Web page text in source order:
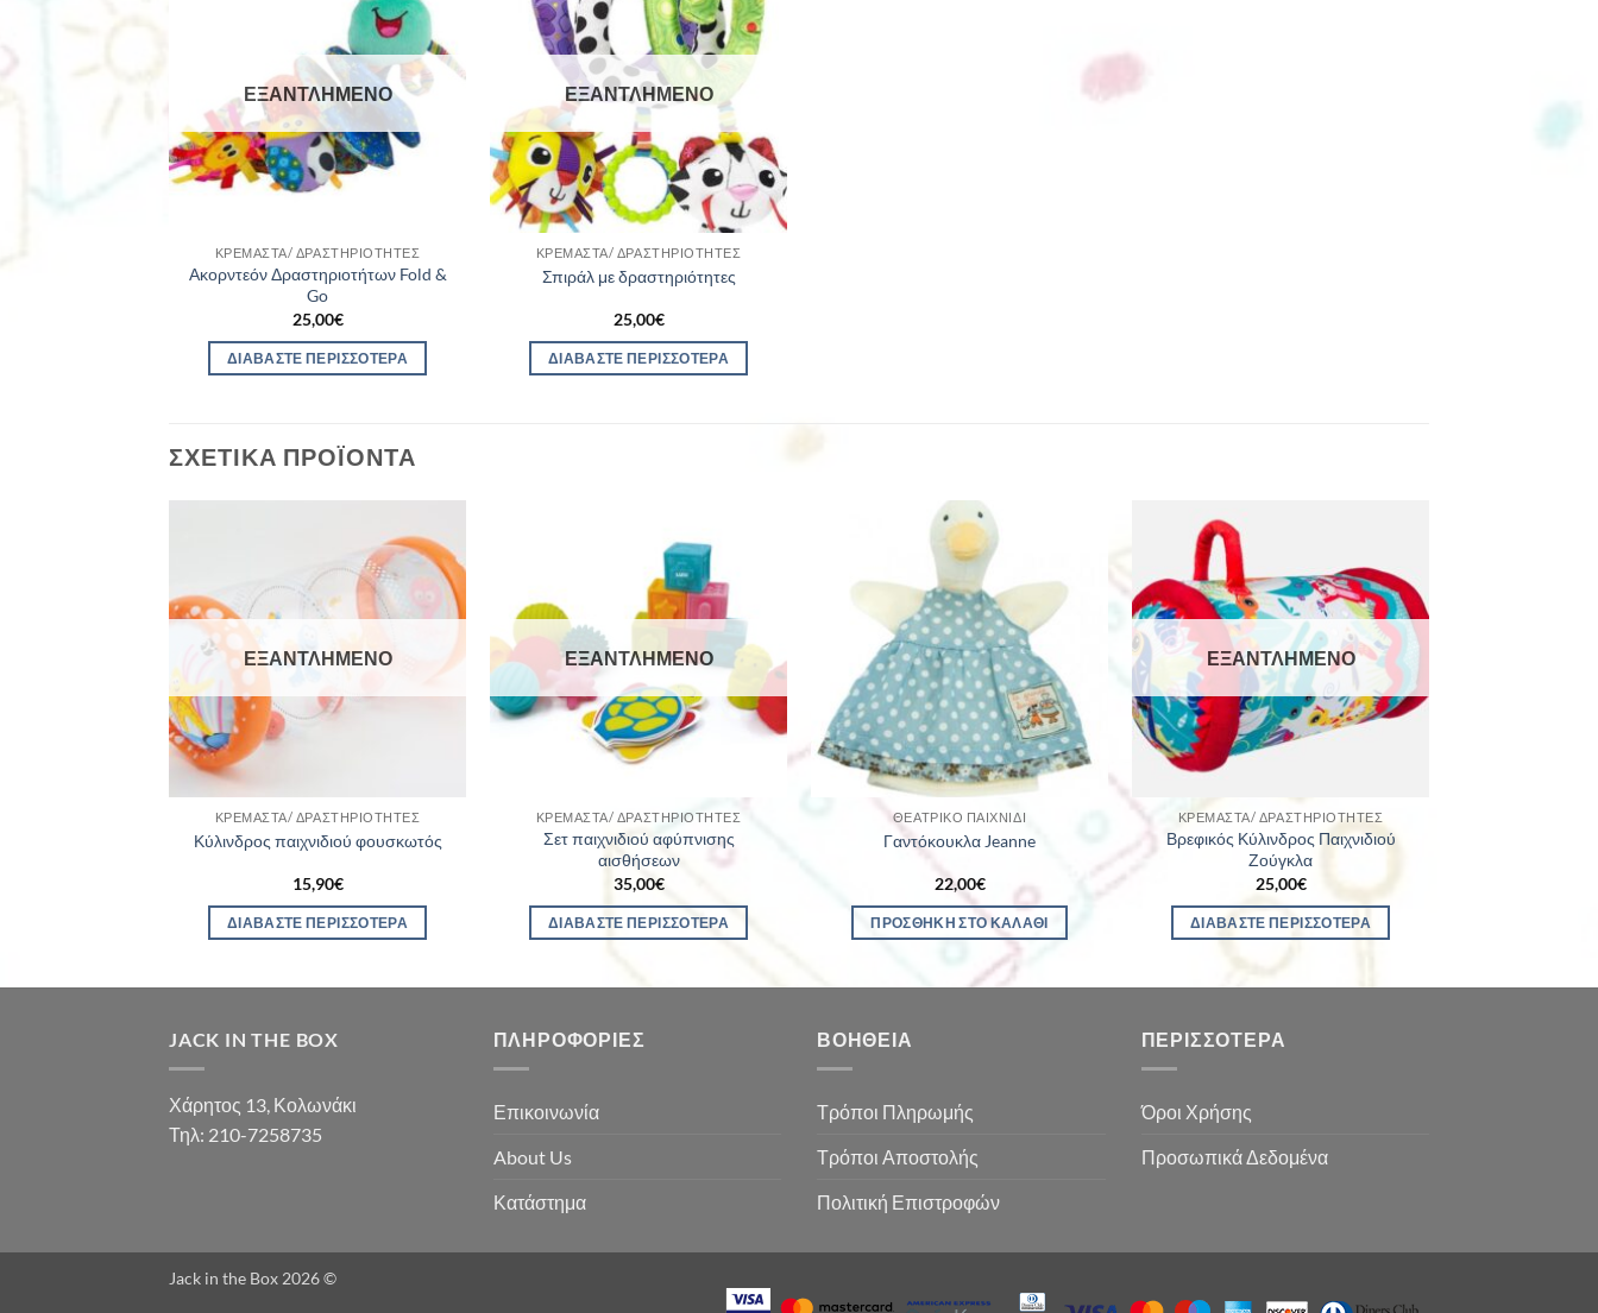
ΕΞΑΝΤΛΗΜΈΝΟ
ΚΡΕΜΑΣΤΆ/ ΔΡΑΣΤΗΡΙΌΤΗΤΕΣ
Ακορντεόν Δραστηριοτήτων Fold &
Go
25,00€
ΔΙΑΒΆΣΤΕ ΠΕΡΙΣΣΌΤΕΡΑ
ΕΞΑΝΤΛΗΜΈΝΟ
ΚΡΕΜΑΣΤΆ/ ΔΡΑΣΤΗΡΙΌΤΗΤΕΣ
Σπιράλ με δραστηριότητες
25,00€
ΔΙΑΒΆΣΤΕ ΠΕΡΙΣΣΌΤΕΡΑ
ΣΧΕΤΙΚΆ ΠΡΟΪΌΝΤΑ
ΕΞΑΝΤΛΗΜΈΝΟ
ΚΡΕΜΑΣΤΆ/ ΔΡΑΣΤΗΡΙΌΤΗΤΕΣ
Κύλινδρος παιχνιδιού φουσκωτός
15,90€
ΔΙΑΒΆΣΤΕ ΠΕΡΙΣΣΌΤΕΡΑ
ΕΞΑΝΤΛΗΜΈΝΟ
ΚΡΕΜΑΣΤΆ/ ΔΡΑΣΤΗΡΙΌΤΗΤΕΣ
Σετ παιχνιδιού αφύπνισης
αισθήσεων
35,00€
ΔΙΑΒΆΣΤΕ ΠΕΡΙΣΣΌΤΕΡΑ
ΘΕΑΤΡΙΚΌ ΠΑΙΧΝΊΔΙ
Γαντόκουκλα Jeanne
22,00€
ΠΡΟΣΘΉΚΗ ΣΤΟ ΚΑΛΆΘΙ
ΕΞΑΝΤΛΗΜΈΝΟ
ΚΡΕΜΑΣΤΆ/ ΔΡΑΣΤΗΡΙΌΤΗΤΕΣ
Βρεφικός Κύλινδρος Παιχνιδιού
Ζούγκλα
25,00€
ΔΙΑΒΆΣΤΕ ΠΕΡΙΣΣΌΤΕΡΑ
JACK IN THE BOX
Χάρητος 13, Κολωνάκι
Τηλ: 210-7258735
ΠΛΗΡΟΦΟΡΊΕΣ
Επικοινωνία
About Us
Κατάστημα
ΒΟΉΘΕΙΑ
Τρόποι Πληρωμής
Τρόποι Αποστολής
Πολιτική Επιστροφών
ΠΕΡΙΣΣΌΤΕΡΑ
Όροι Χρήσης
Προσωπικά Δεδομένα
Jack in the Box 2026 ©